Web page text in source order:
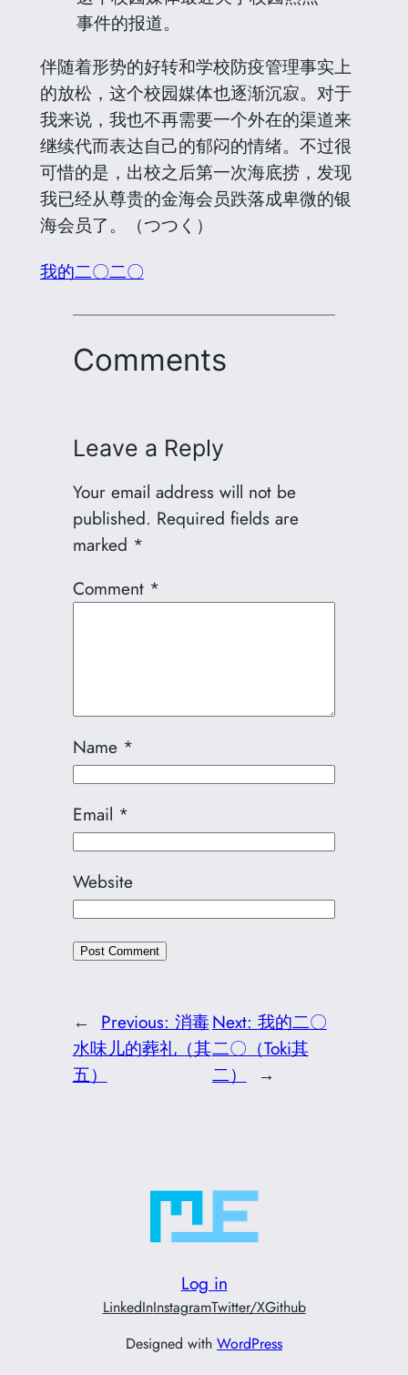
事件的报道。
伴随着形势的好转和学校防疫管理事实上
的放松，这个校园媒体也逐渐沉寂。对于
我来说，我也不再需要一个外在的渠道来
继续代而表达自己的郁闷的情绪。不过很
可惜的是，出校之后第一次海底捞，发现
我已经从尊贵的金海会员跌落成卑微的银
海会员了。（つつく）
我的二〇二〇
Comments
Leave a Reply
Your email address will not be
published. Required fields are
marked *
Comment *
Name *
Email *
Website
← Previous: 消毒
水味儿的葬礼（其
五）
Next: 我的二〇
二〇（Toki其
二）
→
Log in
LinkedInInstagramTwitter/XGithub
Designed with WordPress